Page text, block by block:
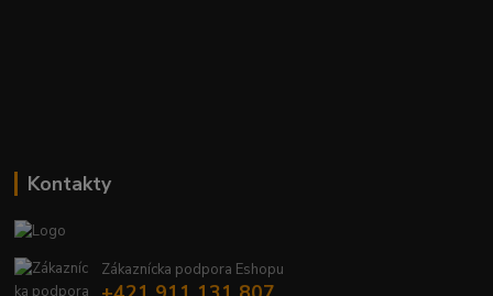
Kontakty
Zákaznícka podpora Eshopu